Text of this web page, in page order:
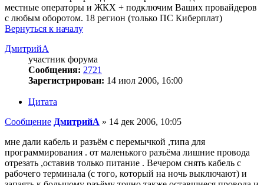
местные операторы и ЖКХ + подключим Ваших провайдеров
с любым оборотом. 18 регион (только ПС Киберплат)
Вернуться к началу
ДмитрийА
участник форума
Сообщения: 2721
Зарегистрирован: 14 июл 2006, 16:00
Цитата
Сообщение ДмитрийА » 14 дек 2006, 10:05
мне дали кабель и разъём с перемычкой ,типа для
программирования . от маленького разъёма лишние провода
отрезать ,оставив только питание . Вечером снять кабель с
рабочего терминала (с того, который на ночь выключают) и